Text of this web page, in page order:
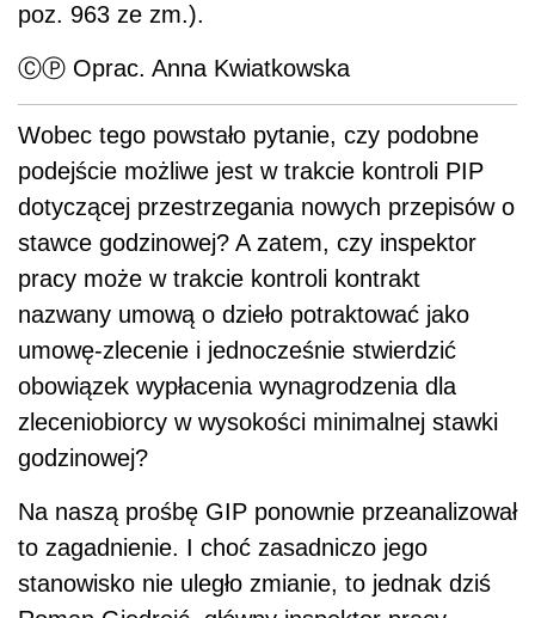
poz. 963 ze zm.).
ⒸⓅ Oprac. Anna Kwiatkowska
Wobec tego powstało pytanie, czy podobne
podejście możliwe jest w trakcie kontroli PIP
dotyczącej przestrzegania nowych przepisów o
stawce godzinowej? A zatem, czy inspektor
pracy może w trakcie kontroli kontrakt
nazwany umową o dzieło potraktować jako
umowę-zlecenie i jednocześnie stwierdzić
obowiązek wypłacenia wynagrodzenia dla
zleceniobiorcy w wysokości minimalnej stawki
godzinowej?
Na naszą prośbę GIP ponownie przeanalizował
to zagadnienie. I choć zasadniczo jego
stanowisko nie uległo zmianie, to jednak dziś